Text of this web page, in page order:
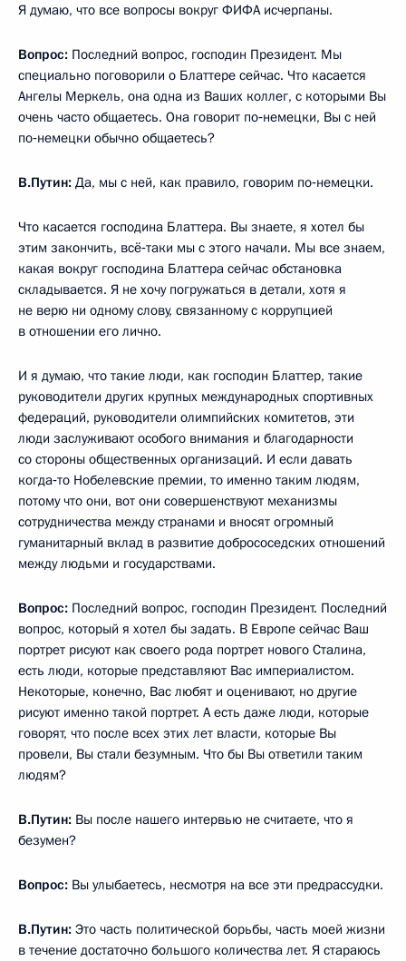
Я думаю, что все вопросы вокруг ФИФА исчерпаны.
Вопрос: Последний вопрос, господин Президент. Мы
специально поговорили о Блаттере сейчас. Что касается
Ангелы Меркель, она одна из Ваших коллег, с которыми Вы
очень часто общаетесь. Она говорит по‑немецки, Вы с ней
по‑немецки обычно общаетесь?
В.Путин: Да, мы с ней, как правило, говорим по‑немецки.
Что касается господина Блаттера. Вы знаете, я хотел бы
этим закончить, всё‑таки мы с этого начали. Мы все знаем,
какая вокруг господина Блаттера сейчас обстановка
складывается. Я не хочу погружаться в детали, хотя я
не верю ни одному слову, связанному с коррупцией
в отношении его лично.
И я думаю, что такие люди, как господин Блаттер, такие
руководители других крупных международных спортивных
федераций, руководители олимпийских комитетов, эти
люди заслуживают особого внимания и благодарности
со стороны общественных организаций. И если давать
когда‑то Нобелевские премии, то именно таким людям,
потому что они, вот они совершенствуют механизмы
сотрудничества между странами и вносят огромный
гуманитарный вклад в развитие добрососедских отношений
между людьми и государствами.
Вопрос: Последний вопрос, господин Президент. Последний
вопрос, который я хотел бы задать. В Европе сейчас Ваш
портрет рисуют как своего рода портрет нового Сталина,
есть люди, которые представляют Вас империалистом.
Некоторые, конечно, Вас любят и оценивают, но другие
рисуют именно такой портрет. А есть даже люди, которые
говорят, что после всех этих лет власти, которые Вы
провели, Вы стали безумным. Что бы Вы ответили таким
людям?
В.Путин: Вы после нашего интервью не считаете, что я
безумен?
Вопрос: Вы улыбаетесь, несмотря на все эти предрассудки.
В.Путин: Это часть политической борьбы, часть моей жизни
в течение достаточно большого количества лет. Я стараюсь